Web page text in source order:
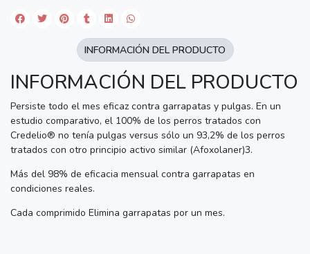
INFORMACIÓN DEL PRODUCTO
Persiste todo el mes eficaz contra garrapatas y pulgas. En un
estudio comparativo, el 100% de los perros tratados con
Credelio® no tenía pulgas versus sólo un 93,2% de los perros
tratados con otro principio activo similar (Afoxolaner)3.
Más del 98% de eficacia mensual contra garrapatas en
condiciones reales.
Cada comprimido Elimina garrapatas por un mes.
INFORMACIÓN DEL PRODUCTO